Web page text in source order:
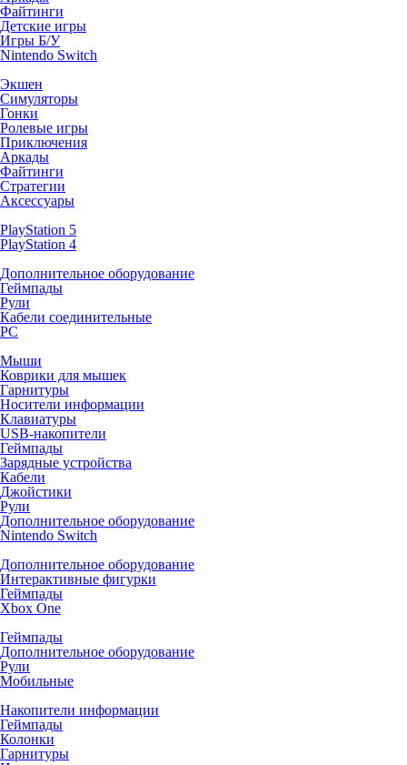
Файтинги
Детские игры
Игры Б/У
Nintendo Switch
Экшен
Симуляторы
Гонки
Ролевые игры
Приключения
Аркады
Файтинги
Стратегии
Аксессуары
PlayStation 5
PlayStation 4
Дополнительное оборудование
Геймпады
Рули
Кабели соединительные
PC
Мыши
Коврики для мышек
Гарнитуры
Носители информации
Клавиатуры
USB-накопители
Геймпады
Зарядные устройства
Кабели
Джойстики
Рули
Дополнительное оборудование
Nintendo Switch
Дополнительное оборудование
Интерактивные фигурки
Геймпады
Xbox One
Геймпады
Дополнительное оборудование
Рули
Мобильные
Накопители информации
Геймпады
Колонки
Гарнитуры